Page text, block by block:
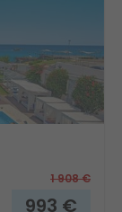
1 908€
993 €